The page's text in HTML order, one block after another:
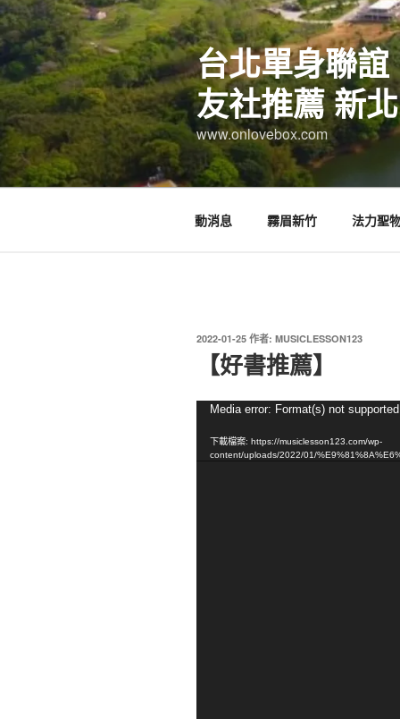
跳
至
主
要
內
容
台北單身聯
友社推薦 新
www.onlovebox.com
動消息 霧眉新竹 法力聖
發
2022-01-25 作者: MUSICLESSON123
【好書推薦】
Media error: Format(s) not
下載檔案: https://musiclesson123.com/wp-
content/uploads/2022/01/